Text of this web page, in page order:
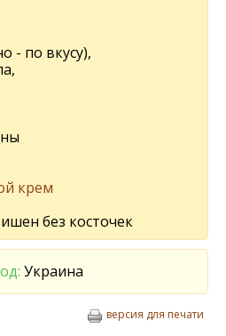
- по вкусу),
крем
без косточек
Украина
версия для печати